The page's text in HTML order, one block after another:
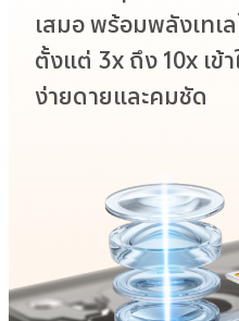
เสมอ พร้อมพลังเทเ
ตั้งแต่ 3x ถึง 10x เข้
ง่ายดายและคมชัด